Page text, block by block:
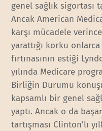
genel sağlık sigortası
Ancak American
karşı mücadele verince
yarattığı korku
fırtınasının estiği
yılında Medicare
Birliğin Durumu
kapsamlı bir genel
yaptı. Ancak o da
tartışması Clinton’lı